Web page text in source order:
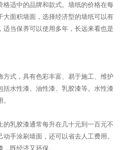
格适中的品牌和款式。墙纸的价格在每
大面积墙面，选择经济型的墙纸可以有
当保养可以使用多年，长远来看也是
方式，具有色彩丰富、易于施工、维护
水性漆、油性漆、乳胶漆等。水性漆
的乳胶漆通常每升在几十元到一百元不
手涂刷墙面，还可以省去人工费用。
既经济又环保。